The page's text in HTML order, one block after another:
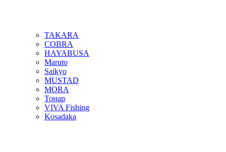
TAKARA
COBRA
HAYABUSA
Maruto
Saikyo
MUSTAD
MORA
Тонар
VIVA Fishing
Kosadaka